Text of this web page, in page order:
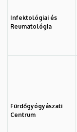
Infektológiai és
Reumatológia
Fürdőgyógyászati
Centrum